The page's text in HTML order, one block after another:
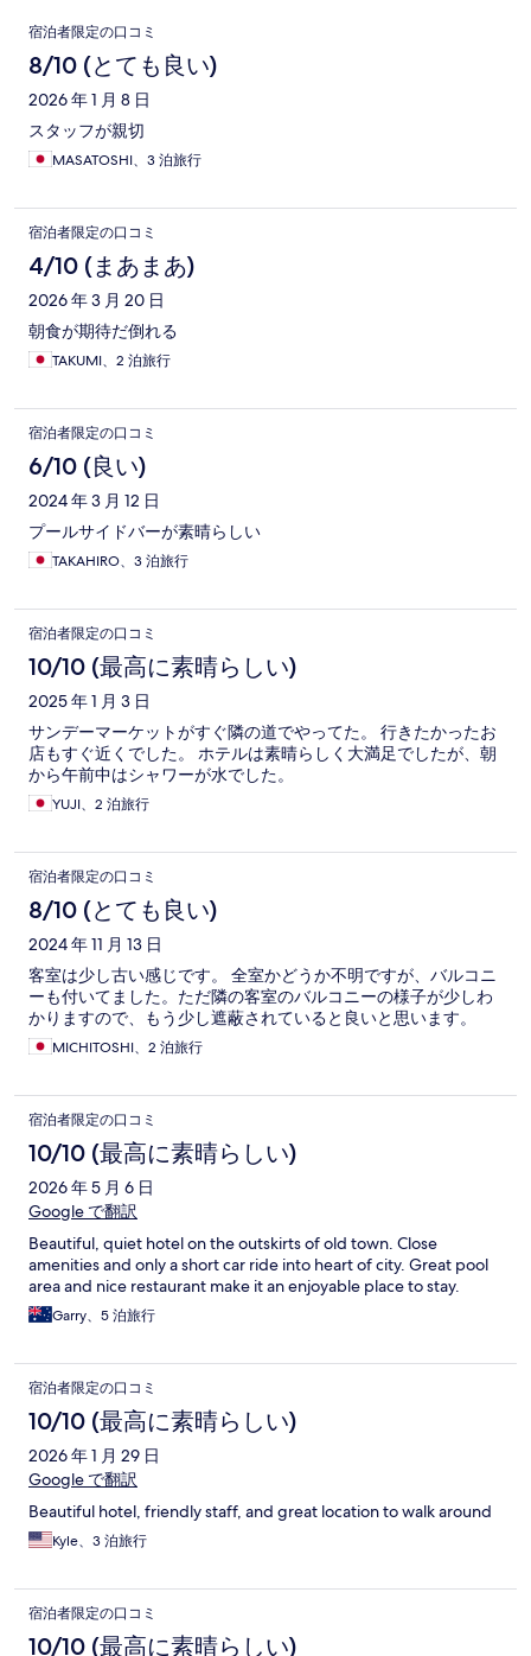
口
コ
ミ
宿泊者限定の口コミ
8/10 (とても良い)
2026 年 1 月 8 日
スタッフが親切
MASATOSHI、3 泊旅行
宿泊者限定の口コミ
4/10 (まあまあ)
2026 年 3 月 20 日
朝食が期待だ倒れる
TAKUMI、2 泊旅行
宿泊者限定の口コミ
6/10 (良い)
2024 年 3 月 12 日
プールサイドバーが素晴らしい
TAKAHIRO、3 泊旅行
宿泊者限定の口コミ
10/10 (最高に素晴らしい)
2025 年 1 月 3 日
サンデーマーケットがすぐ隣の道でやってた。 行きたかったお
店もすぐ近くでした。 ホテルは素晴らしく大満足でしたが、朝
から午前中はシャワーが水でした。
YUJI、2 泊旅行
宿泊者限定の口コミ
8/10 (とても良い)
2024 年 11 月 13 日
客室は少し古い感じです。 全室かどうか不明ですが、バルコニ
ーも付いてました。ただ隣の客室のバルコニーの様子が少しわ
かりますので、もう少し遮蔽されていると良いと思います。
MICHITOSHI、2 泊旅行
宿泊者限定の口コミ
10/10 (最高に素晴らしい)
2026 年 5 月 6 日
Google で翻訳
Beautiful, quiet hotel on the outskirts of old town. Close
amenities and only a short car ride into heart of city. Great pool
area and nice restaurant make it an enjoyable place to stay.
Garry、5 泊旅行
宿泊者限定の口コミ
10/10 (最高に素晴らしい)
2026 年 1 月 29 日
Google で翻訳
Beautiful hotel, friendly staff, and great location to walk around
Kyle、3 泊旅行
宿泊者限定の口コミ
10/10 (最高に素晴らしい)